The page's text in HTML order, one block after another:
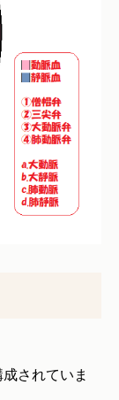
されていま